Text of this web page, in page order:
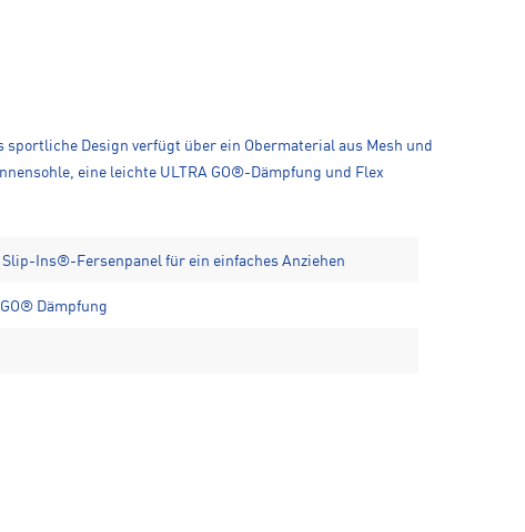
Design verfügt über ein Obermaterial aus Mesh und
eine leichte ULTRA GO®-Dämpfung und Flex
Slip-Ins®-Fersenpanel für ein einfaches Anziehen
Dämpfung